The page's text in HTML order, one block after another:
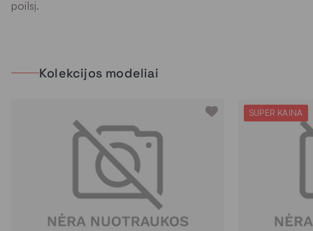
poilsį.
Kolekcijos modeliai
SUPER KAINA